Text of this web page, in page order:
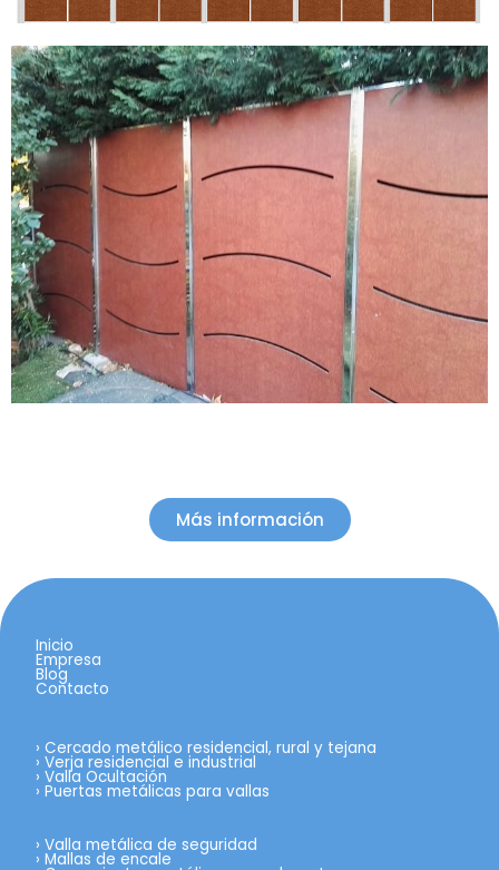
Más información
Inicio
Empresa
Blog
Contacto
›Cercado metálico residencial, rural y tejana
›Verja residencial e industrial
›Valla Ocultación
›Puertas metálicas para vallas
›Valla metálica de seguridad
›Mallas de encale